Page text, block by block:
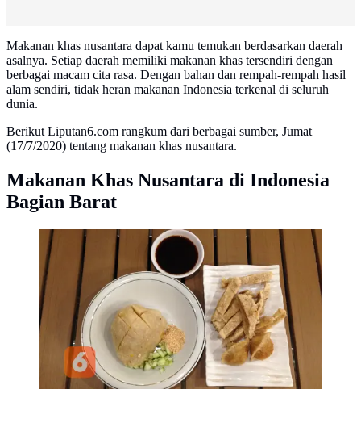
Makanan khas nusantara dapat kamu temukan berdasarkan daerah
asalnya. Setiap daerah memiliki makanan khas tersendiri dengan
berbagai macam cita rasa. Dengan bahan dan rempah-rempah hasil
alam sendiri, tidak heran makanan Indonesia terkenal di seluruh
dunia.
Berikut Liputan6.com rangkum dari berbagai sumber, Jumat
(17/7/2020) tentang makanan khas nusantara.
Makanan Khas Nusantara di Indonesia
Bagian Barat
Pempek. (Liputan6.com/Putu Elmira)